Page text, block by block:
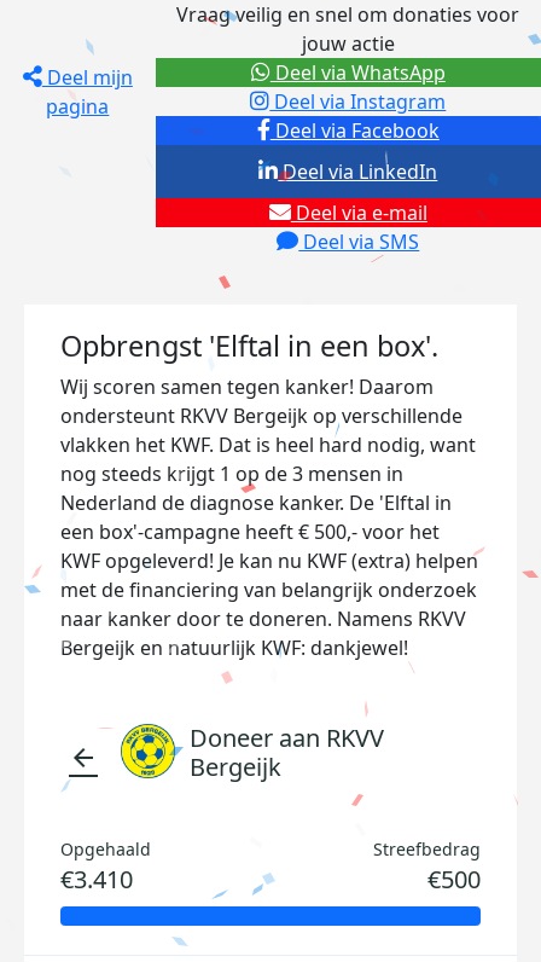
Deel mijn
pagina
Vraag veilig en snel om donaties voor
jouw actie
Deel via Facebook
Deel via Instagram
Deel via e-mail
Deel via SMS
Deel via LinkedIn
Deel via WhatsApp
Opbrengst 'Elftal in een box'.
Wij scoren samen tegen kanker! Daarom
ondersteunt RKVV Bergeijk op verschillende
vlakken het KWF. Dat is heel hard nodig, want
nog steeds krijgt 1 op de 3 mensen in
Nederland de diagnose kanker. De 'Elftal in
een box'-campagne heeft € 500,- voor het
KWF opgeleverd! Je kan nu KWF (extra) helpen
met de financiering van belangrijk onderzoek
naar kanker door te doneren. Namens RKVV
Bergeijk en natuurlijk KWF: dankjewel!
arrow_back
Doneer aan RKVV
Bergeijk
Opgehaald
€3.410
Streefbedrag
€500